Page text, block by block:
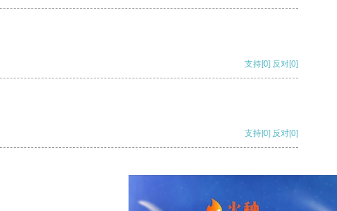
支持[0] 反对[0]
支持[0] 反对[0]
支持